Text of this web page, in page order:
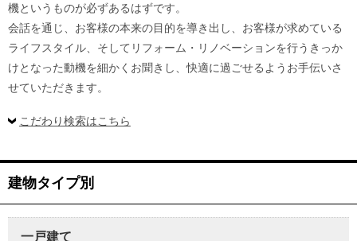
機というものが必ずあるはずです。
会話を通じ、お客様の本来の目的を導き出し、お客様が求めている
ライフスタイル、そしてリフォーム・リノベーションを行うきっか
けとなった動機を細かくお聞きし、快適に過ごせるようお手伝いさ
せていただきます。
こだわり検索はこちら
建物タイプ別
一戸建て